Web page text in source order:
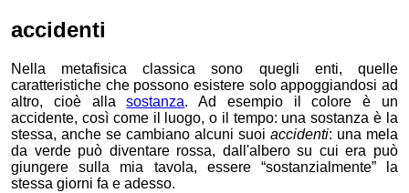
accidenti
Nella metafisica classica sono quegli enti, quelle
caratteristiche che possono esistere solo appoggiandosi ad
altro, cioè allasostanza. Ad esempio il colore è un
accidente, così come il luogo, o il tempo: una sostanza è la
stessa, anche se cambiano alcuni suoi accidenti: una mela
da verde può diventare rossa, dall'albero su cui era può
giungere sulla mia tavola, essere “sostanzialmente” la
stessa giorni fa e adesso.